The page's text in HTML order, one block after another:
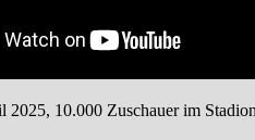
2025, 10.000 Zuschauer im